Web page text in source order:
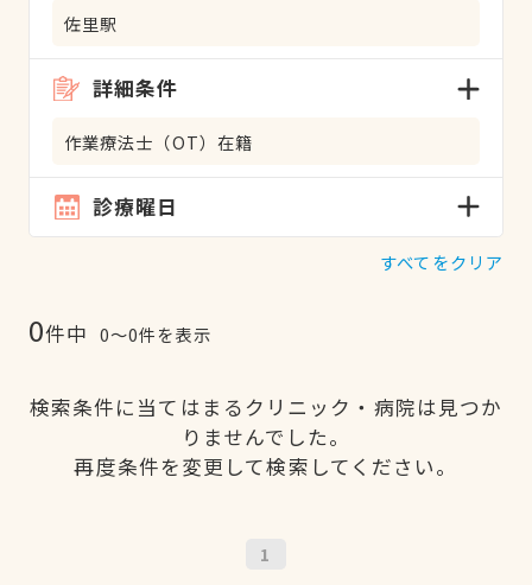
佐里駅
詳細条件
作業療法士（OT）在籍
診療曜日
すべてをクリア
0件中 0〜0件を表示
検索条件に当てはまるクリニック・病院は見つか
りませんでした。
再度条件を変更して検索してください。
1